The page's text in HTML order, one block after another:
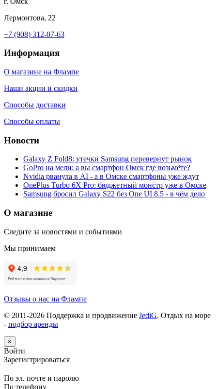
Лермонтова, 22
+7 (908) 312-07-63
Информация
О магазине на Флампе
Наши акции и скидки
Способы доставки
Способы оплаты
Новости
Galaxy Z Fold8: утечки Samsung перевернут рынок
GoPro на мели: а вы смартфон Омск где возьмёте?
Nvidia рванула в AI - а в Омске смартфоны уже ждут
OnePlus Turbo 6X Pro: бюджетный монстр уже в Омске
Samsung бросил Galaxy S22 без One UI 8.5 - в чём дело
О магазине
Следите за новостями и событиями
Мы принимаем
Отзывы о нас на Флампе
© 2011-2026 Поддержка и продвижение JediG. Отдых на море
- подбор аренды
×
Войти
Зарегистрироваться
По эл. почте и паролю
По телефону